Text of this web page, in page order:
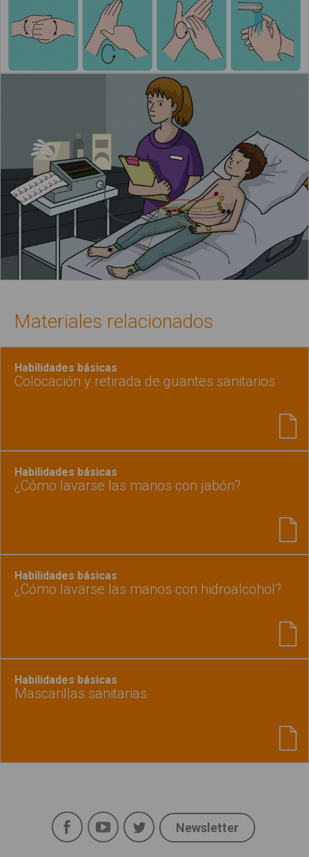
Materiales relacionados
Habilidades básicas
Colocación y retirada de guantes sanitarios
Habilidades básicas
¿Cómo lavarse las manos con jabón?
Habilidades básicas
¿Cómo lavarse las manos con hidroalcohol?
Habilidades básicas
Mascarillas sanitarias
Social
FacebookYouTubeTwitter
Newsletter